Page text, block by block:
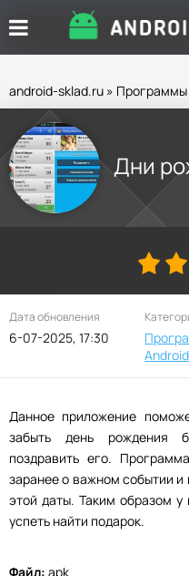
android-sklad.ru » Программы
Дни
Дата обновления
6-07-2025, 17:30
Android
Данное приложение
забыть день рождения
поздравить его.
заранее о важном событии и
этой даты. Таким образом у
успеть найти подарок.
Файл: apk